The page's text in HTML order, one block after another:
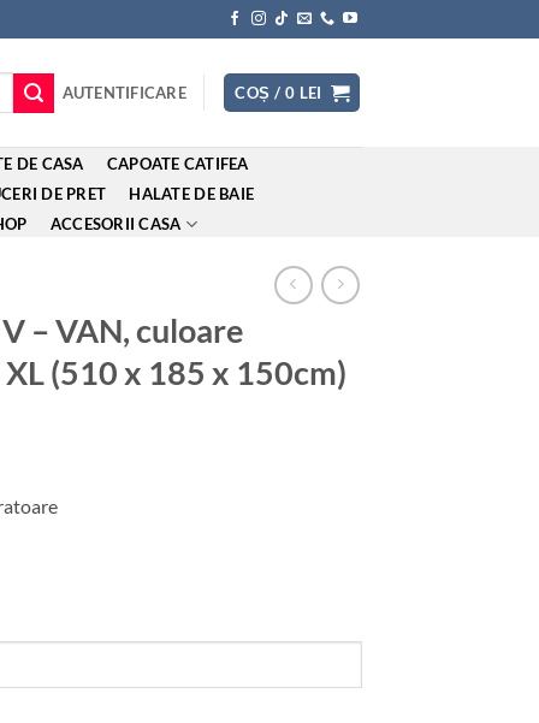
AUTENTIFICARE COȘ / 0 LEI
DE CASA
CAPOATE CATIFEA
DE PRET
HALATE DE BAIE
ACCESORII CASA
– VAN, culoare
(510 x 185 x 150cm)